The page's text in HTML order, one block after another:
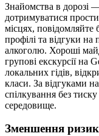
Знайомства в дорозі
дотримуватися
місцях, повідомляйте
профілі та відгуки
алкоголю. Хороші
групові екскурсії на
локальних гідів,
класи. За відгуками
спілкування без
середовище.
Зменшення